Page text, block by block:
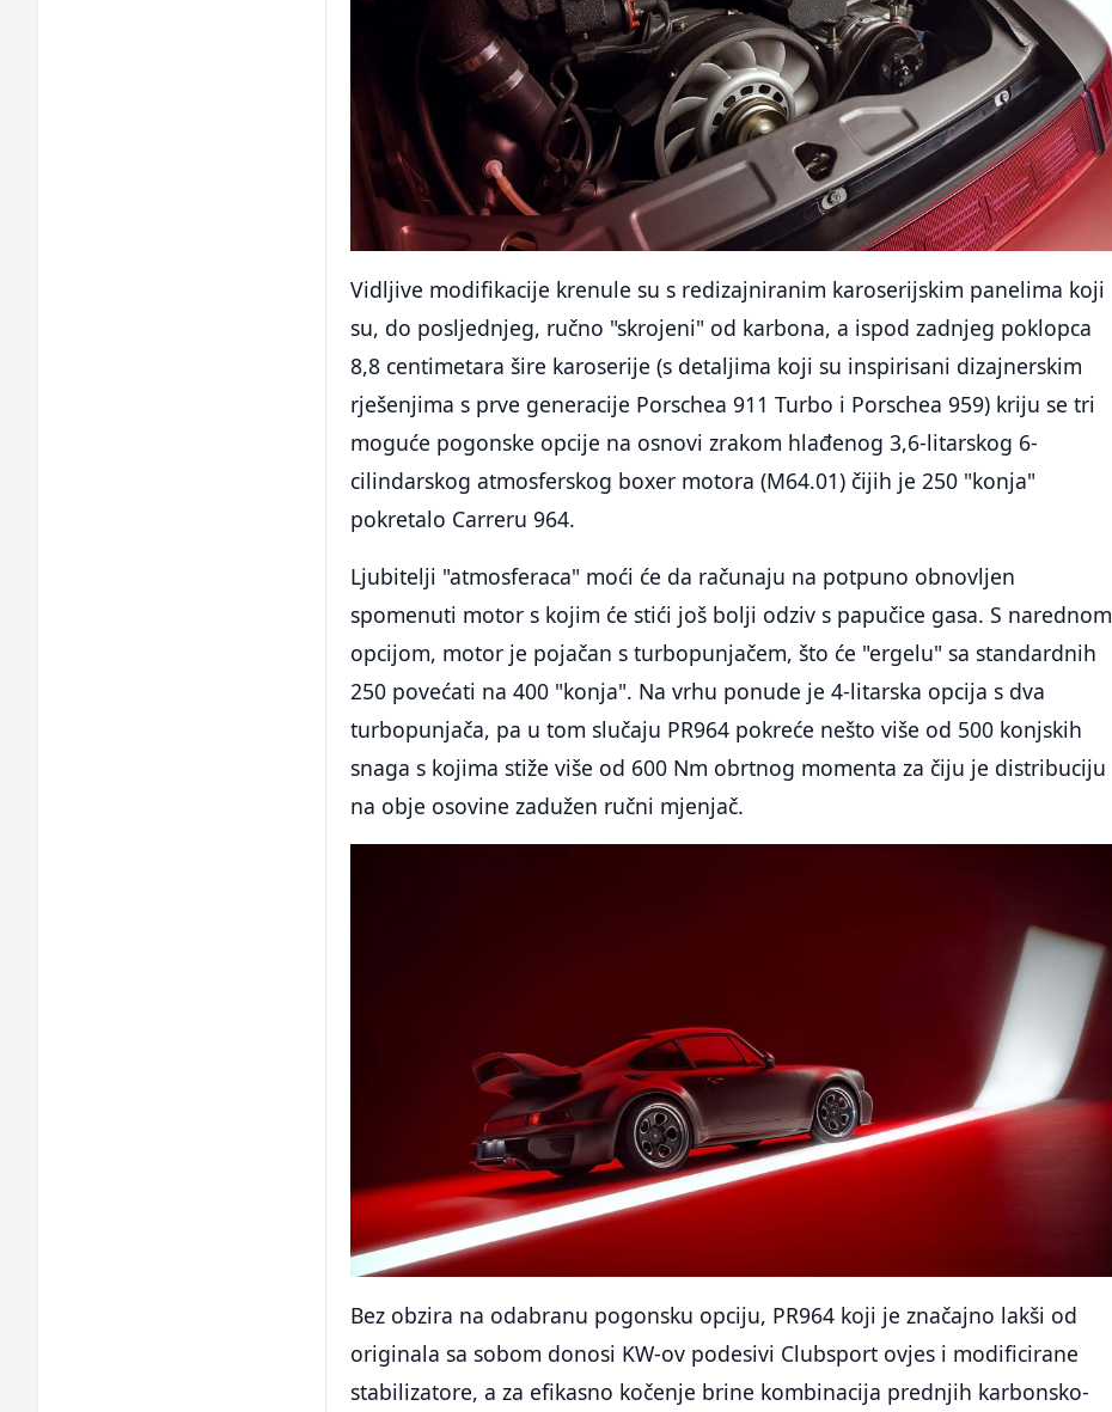
Vidljive modifikacije krenule su s redizajniranim karoserijskim panelima koji
su, do posljednjeg, ručno "skrojeni" od karbona, a ispod zadnjeg poklopca
8,8 centimetara šire karoserije (s detaljima koji su inspirisani dizajnerskim
rješenjima s prve generacije Porschea 911 Turbo i Porschea 959) kriju se tri
moguće pogonske opcije na osnovi zrakom hlađenog 3,6-litarskog 6-
cilindarskog atmosferskog boxer motora (M64.01) čijih je 250 "konja"
pokretalo Carreru 964.
Ljubitelji "atmosferaca" moći će da računaju na potpuno obnovljen
spomenuti motor s kojim će stići još bolji odziv s papučice gasa. S narednom
opcijom, motor je pojačan s turbopunjačem, što će "ergelu" sa standardnih
250 povećati na 400 "konja". Na vrhu ponude je 4-litarska opcija s dva
turbopunjača, pa u tom slučaju PR964 pokreće nešto više od 500 konjskih
snaga s kojima stiže više od 600 Nm obrtnog momenta za čiju je distribuciju
na obje osovine zadužen ručni mjenjač.
Bez obzira na odabranu pogonsku opciju, PR964 koji je značajno lakši od
originala sa sobom donosi KW-ov podesivi Clubsport ovjes i modificirane
stabilizatore, a za efikasno kočenje brine kombinacija prednjih karbonsko-